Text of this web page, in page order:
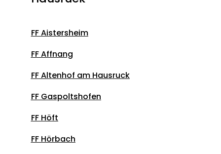
FF Aistersheim
FFAffnang
FFAltenhof am Hausruck
FF Gaspoltshofen
FFHöft
FFHörbach